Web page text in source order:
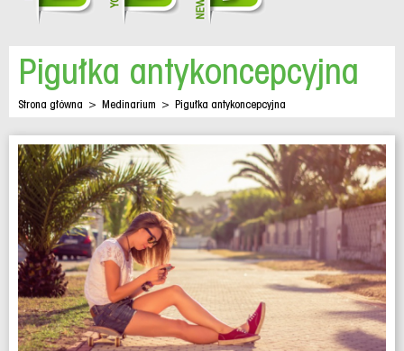
Pigułka antykoncepcyjna
Strona główna > Medinarium > Pigułka antykoncepcyjna